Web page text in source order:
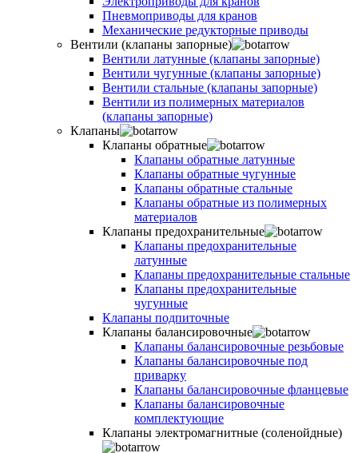
Пневмоприводы для кранов
Механические редукторные приводы
Вентили (клапаны запорные)
Вентили латунные (клапаны запорные)
Вентили чугунные (клапаны запорные)
Вентили стальные (клапаны запорные)
Вентили из полимерных материалов
(клапаны запорные)
Клапаны
Клапаны обратные
Клапаны обратные латунные
Клапаны обратные чугунные
Клапаны обратные стальные
Клапаны обратные из полимерных
материалов
Клапаны предохранительные
Клапаны предохранительные
латунные
Клапаны предохранительные стальные
Клапаны предохранительные
чугунные
Клапаны подпиточные
Клапаны балансировочные
Клапаны балансировочные резьбовые
Клапаны балансировочные под
приварку
Клапаны балансировочные фланцевые
Клапаны балансировочные
комплектующие
Клапаны электромагнитные (соленойдные)